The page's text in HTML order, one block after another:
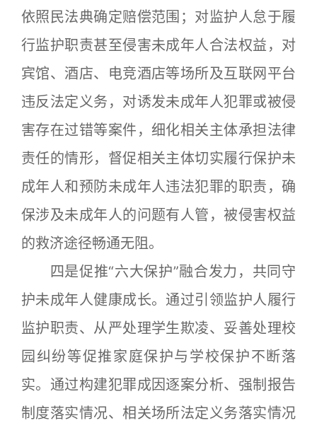
依照民法典确定赔偿范围；对监护人怠于履
行监护职责甚至侵害未成年人合法权益，对
宾馆、酒店、电竞酒店等场所及互联网平台
违反法定义务，对诱发未成年人犯罪或被侵
害存在过错等案件，细化相关主体承担法律
责任的情形，督促相关主体切实履行保护未
成年人和预防未成年人违法犯罪的职责，确
保涉及未成年人的问题有人管，被侵害权益
的救济途径畅通无阻。
四是促推“六大保护”融合发力，共同守
护未成年人健康成长。通过引领监护人履行
监护职责、从严处理学生欺凌、妥善处理校
园纠纷等促推家庭保护与学校保护不断落
实。通过构建犯罪成因逐案分析、强制报告
制度落实情况、相关场所法定义务落实情况